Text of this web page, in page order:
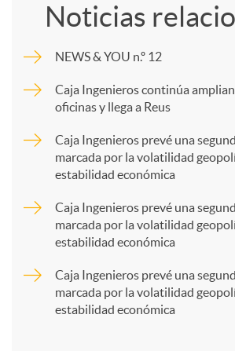
m
p
a
Noticias
NEWS & YOU n.º 12
Caja Ingenieros continúa
oficinas y llega a Reus
Caja Ingenieros prevé una
marcada por la volatilidad
estabilidad económica
Caja Ingenieros prevé una
marcada por la volatilidad
estabilidad económica
Caja Ingenieros prevé una
marcada por la volatilidad
estabilidad económica